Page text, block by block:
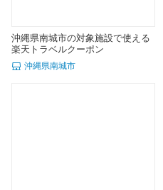
沖縄県南城市の対象施設で使える
楽天トラベルクーポン
沖縄県南城市